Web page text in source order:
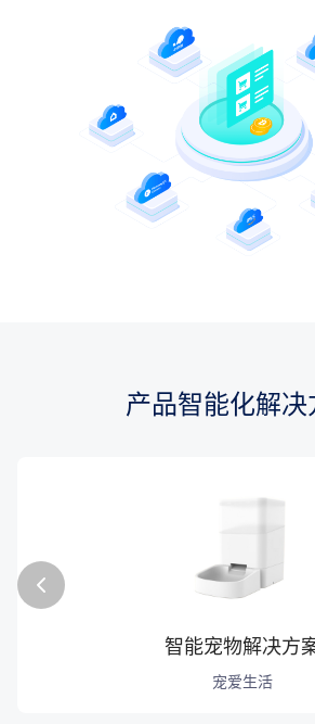
产品智能化解决
智能空调解决方
四节如春
智能净水器解决方
净水长流
智能空气净化器解决
沁人心脾
智能照明解决方
点亮智能
智能电工解决方
低碳体验
智能宠物解决方
宠爱生活